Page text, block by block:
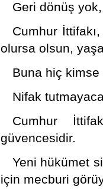
Geri dönüş
Cumhur
olursa olsun,
Buna hiç kimse
Nifak
Cumhur
güvencesidir.
Yeni hükümet
için mecburi